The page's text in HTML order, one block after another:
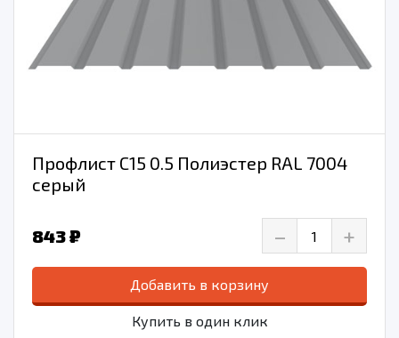
Профлист С15 0.5 Полиэстер RAL 7004
серый
843 ₽ – +
Добавить в корзину
Купить в один клик